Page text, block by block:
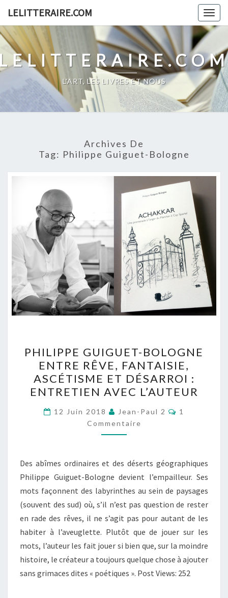
content
LELITTERAIRE.COM
L'ART, LES LIVRES ET NOUS
Archives De
Tag: Philippe Guiguet-Bologne
GUIGUET-
BOLOGNE
ENTRE
RÊVE,
FANTAISIE,
ASCÉTISME
ET
:
ENTRETIEN
AVEC
L’AUTEUR
PHILIPPE GUIGUET-BOLOGNE
ENTRE RÊVE, FANTAISIE,
ASCÉTISME ET DÉSARROI :
ENTRETIEN AVEC L’AUTEUR
12 Juin 2018 Jean-Paul 2
1
Commentaire
Des abîmes ordinaires et des déserts géographiques
Philippe Guiguet-Bologne devient l’empailleur. Ses
mots façonnent des labyrinthes au sein de paysages
(souvent des sud) où, s’il n’est pas question de rester
en rade des rêves, il ne s’agit pas pour autant de les
habiter à l’aveuglette. Plutôt que de jouer sur les
mots, l’auteur les fait jouer si bien que, sur la moindre
histoire, le créateur a toujours quelque chose à ajouter
sans grimaces dites « poétiques ». Post Views: 252